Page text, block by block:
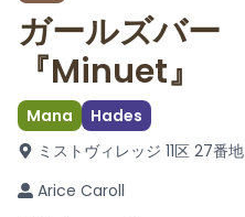
ガールズバー
『Minuet』
Mana Hades
ミストヴィレッジ 11区 27番地
Arice Caroll